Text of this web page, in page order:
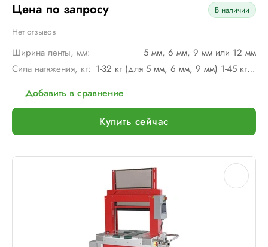
Цена по запросу
В наличии
Нет отзывов
Ширина ленты, мм:
5 мм, 6 мм, 9 мм или 12 мм
Сила натяжения, кг:
1-32 кг (для 5 мм, 6 мм, 9 мм) 1-45 кг (для 12 мм)
Добавить в сравнение
Купить сейчас